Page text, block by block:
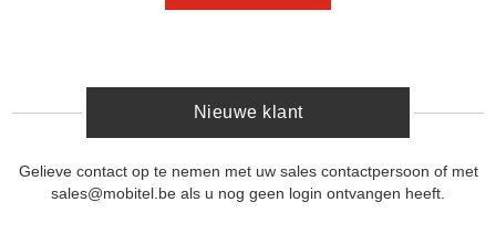
Nieuwe klant
Gelieve contact op te nemen met uw sales contactpersoon of met
sales@mobitel.be als u nog geen login ontvangen heeft.